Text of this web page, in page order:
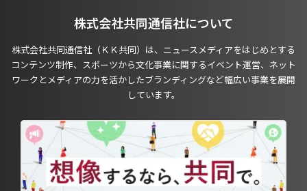
株式会社共同通信社について
株式会社共同通信社（ＫＫ共同）は、ニュースメディアをはじめとする
コンテンツ制作、スポーツから文化事業に関するイベント運営、ネット
ワークとメディアの力を活かしたブランディングなど幅広い事業を展開
しています。